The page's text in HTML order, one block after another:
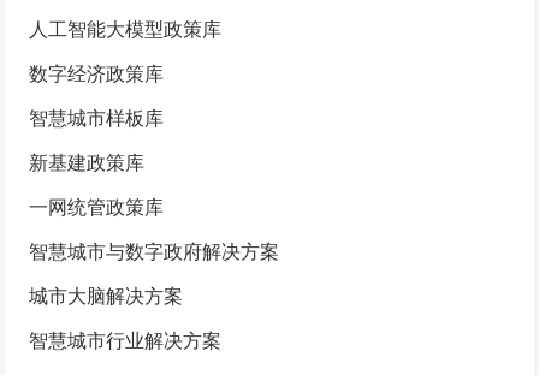
人工智能大模型政策库
数字经济政策库
智慧城市样板库
新基建政策库
一网统管政策库
智慧城市与数字政府解决方案
城市大脑解决方案
智慧城市行业解决方案